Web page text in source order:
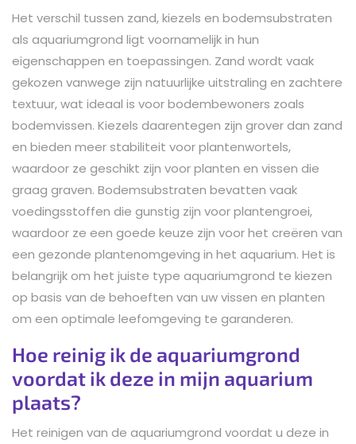
Het verschil tussen zand, kiezels en bodemsubstraten
als aquariumgrond ligt voornamelijk in hun
eigenschappen en toepassingen. Zand wordt vaak
gekozen vanwege zijn natuurlijke uitstraling en zachtere
textuur, wat ideaal is voor bodembewoners zoals
bodemvissen. Kiezels daarentegen zijn grover dan zand
en bieden meer stabiliteit voor plantenwortels,
waardoor ze geschikt zijn voor planten en vissen die
graag graven. Bodemsubstraten bevatten vaak
voedingsstoffen die gunstig zijn voor plantengroei,
waardoor ze een goede keuze zijn voor het creëren van
een gezonde plantenomgeving in het aquarium. Het is
belangrijk om het juiste type aquariumgrond te kiezen
op basis van de behoeften van uw vissen en planten
om een optimale leefomgeving te garanderen.
Hoe reinig ik de aquariumgrond
voordat ik deze in mijn aquarium
plaats?
Het reinigen van de aquariumgrond voordat u deze in